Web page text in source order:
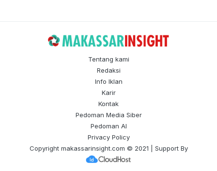
Tentang kami
Redaksi
Info Iklan
Karir
Kontak
Pedoman Media Siber
Pedoman AI
Privacy Policy
Copyright makassarinsight.com © 2021 | Support By